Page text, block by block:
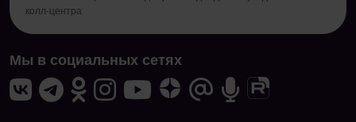
колл-центра
Мы в социальных сетях